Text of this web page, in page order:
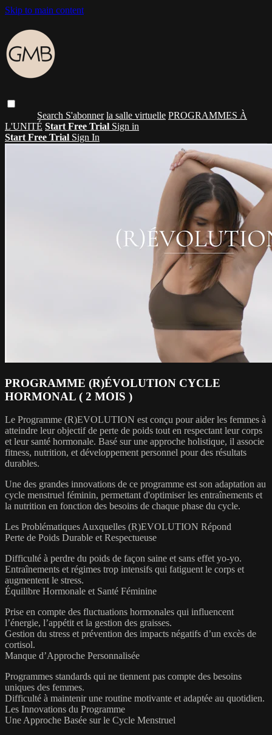
Skip to main content
Search S'abonner la salle virtuelle PROGRAMMES À
L'UNITÉ Start Free Trial Sign in
Start Free Trial Sign In
PROGRAMME (R)ÉVOLUTION CYCLE
HORMONAL ( 2 MOIS )
Le Programme (R)EVOLUTION est conçu pour aider les femmes à
atteindre leur objectif de perte de poids tout en respectant leur corps
et leur santé hormonale. Basé sur une approche holistique, il associe
fitness, nutrition, et développement personnel pour des résultats
durables.
Une des grandes innovations de ce programme est son adaptation au
cycle menstruel féminin, permettant d'optimiser les entraînements et
la nutrition en fonction des besoins de chaque phase du cycle.
Les Problématiques Auxquelles (R)EVOLUTION Répond
Perte de Poids Durable et Respectueuse
Difficulté à perdre du poids de façon saine et sans effet yo-yo.
Entraînements et régimes trop intensifs qui fatiguent le corps et
augmentent le stress.
Équilibre Hormonale et Santé Féminine
Prise en compte des fluctuations hormonales qui influencent
l’énergie, l’appétit et la gestion des graisses.
Gestion du stress et prévention des impacts négatifs d’un excès de
cortisol.
Manque d’Approche Personnalisée
Programmes standards qui ne tiennent pas compte des besoins
uniques des femmes.
Difficulté à maintenir une routine motivante et adaptée au quotidien.
Les Innovations du Programme
Une Approche Basée sur le Cycle Menstruel